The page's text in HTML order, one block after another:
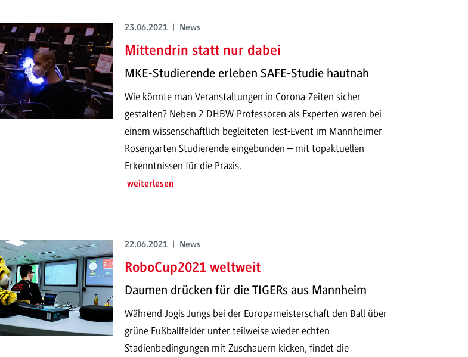
23.06.2021 | News
Mittendrin statt nur dabei
MKE-Studierende erleben SAFE-Studie hautnah
Wie könnte man Veranstaltungen in Corona-Zeiten sicher
gestalten? Neben 2 DHBW-Professoren als Experten waren bei
einem wissenschaftlich begleiteten Test-Event im Mannheimer
Rosengarten Studierende eingebunden – mit topaktuellen
Erkenntnissen für die Praxis.
weiterlesen
22.06.2021 | News
RoboCup2021 weltweit
Daumen drücken für die TIGERs aus Mannheim
Während Jogis Jungs bei der Europameisterschaft den Ball über
grüne Fußballfelder unter teilweise wieder echten
Stadienbedingungen mit Zuschauern kicken, findet die